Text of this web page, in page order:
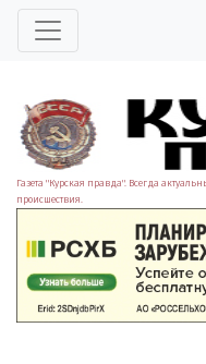
Газета "Курская правда". Всегда
происшествия.